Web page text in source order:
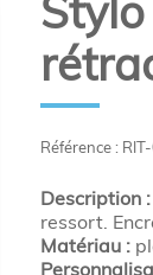
Référence :
Description :
ressort.
Matériau :